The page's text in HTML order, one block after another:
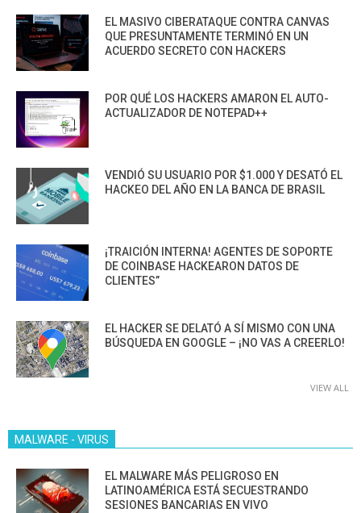
EL MASIVO CIBERATAQUE CONTRA CANVAS
QUE PRESUNTAMENTE TERMINÓ EN UN
ACUERDO SECRETO CON HACKERS
POR QUÉ LOS HACKERS AMARON EL AUTO-
ACTUALIZADOR DE NOTEPAD++
VENDIÓ SU USUARIO POR $1.000 Y DESATÓ EL
HACKEO DEL AÑO EN LA BANCA DE BRASIL
¡TRAICIÓN INTERNA! AGENTES DE SOPORTE
DE COINBASE HACKEARON DATOS DE
CLIENTES”
EL HACKER SE DELATÓ A SÍ MISMO CON UNA
BÚSQUEDA EN GOOGLE – ¡NO VAS A CREERLO!
VIEW ALL
MALWARE - VIRUS
EL MALWARE MÁS PELIGROSO EN
LATINOAMÉRICA ESTÁ SECUESTRANDO
SESIONES BANCARIAS EN VIVO